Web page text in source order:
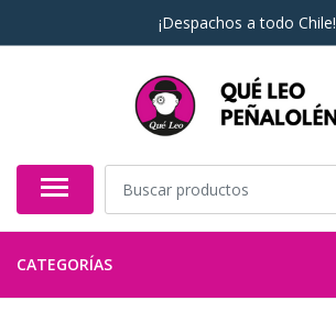
¡Despachos a todo Chile!
CATEGORÍAS